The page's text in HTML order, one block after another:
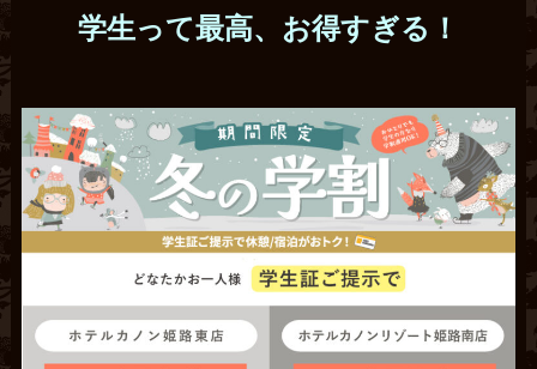
学生って最高、お得すぎる！